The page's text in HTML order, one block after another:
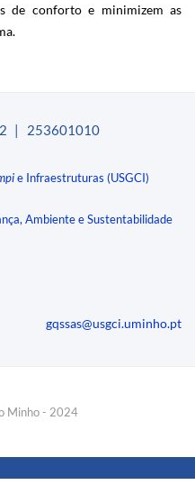
de conforto e min​imizem as
| 253601010​
e Infraestruturas (USGCI)
Ambiente e Sustentabilidade
gqssas@usgci.uminho.pt
Minho - 2024